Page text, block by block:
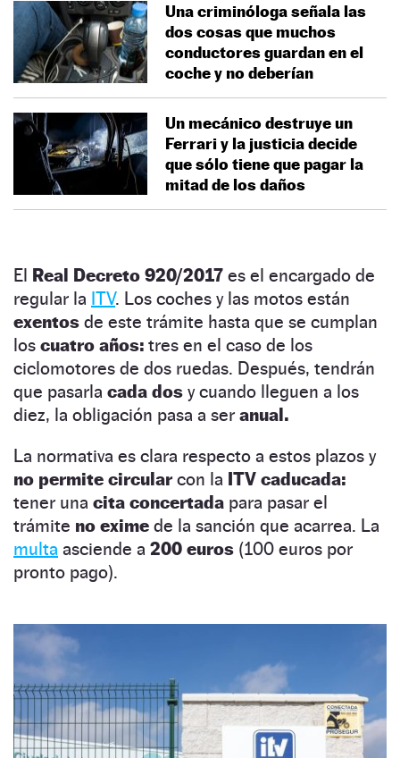
Una criminóloga señala las
dos cosas que muchos
conductores guardan en el
coche y no deberían
Un mecánico destruye un
Ferrari y la justicia decide
que sólo tiene que pagar la
mitad de los daños
El Real Decreto 920/2017 es el encargado de
regular la ITV. Los coches y las motos están
exentos de este trámite hasta que se cumplan
los cuatro años: tres en el caso de los
ciclomotores de dos ruedas. Después, tendrán
que pasarla cada dos y cuando lleguen a los
diez, la obligación pasa a ser anual.
La normativa es clara respecto a estos plazos y
no permite circularcon la ITV caducada:
tener una cita concertada para pasar el
trámite no exime de la sanción que acarrea. La
multa asciende a 200 euros (100 euros por
pronto pago).